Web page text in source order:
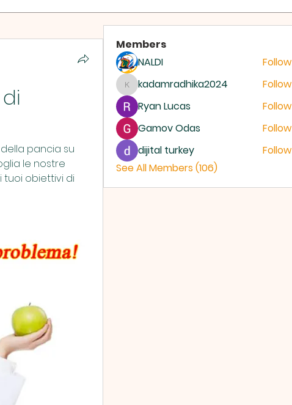
AG
pancia su
le nostre
tuoi obiettivi di
Members
NALDI
Follow
kadamradhika2024
kadamradhika2024
Follow
Ryan Lucas
Follow
Gamov Odas
Follow
dijital turkey
Follow
See All Members (106)